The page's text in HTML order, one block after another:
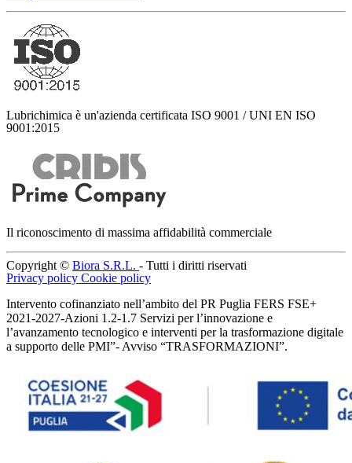
Lubrichimica è un'azienda certificata ISO 9001 / UNI EN ISO
9001:2015
Il riconoscimento di massima affidabilità commerciale
Copyright © Biora S.R.L. - Tutti i diritti riservati
Privacy policy Cookie policy
Intervento cofinanziato nell’ambito del PR Puglia FERS FSE+
2021-2027-Azioni 1.2-1.7 Servizi per l’innovazione e
l’avanzamento tecnologico e interventi per la trasformazione digitale
a supporto delle PMI”- Avviso “TRASFORMAZIONI”.